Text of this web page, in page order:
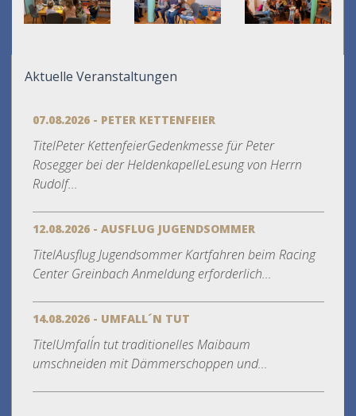
Aktuelle Veranstaltungen
07.08.2026 - PETER KETTENFEIER
TitelPeter KettenfeierGedenkmesse für Peter
Rosegger bei der HeldenkapelleLesung von Herrn
Rudolf...
12.08.2026 - AUSFLUG JUGENDSOMMER
TitelAusflug Jugendsommer Kartfahren beim Racing
Center Greinbach Anmeldung erforderlich...
14.08.2026 - UMFALL´N TUT
TitelUmfall´n tut traditionelles Maibaum
umschneiden mit Dämmerschoppen und...